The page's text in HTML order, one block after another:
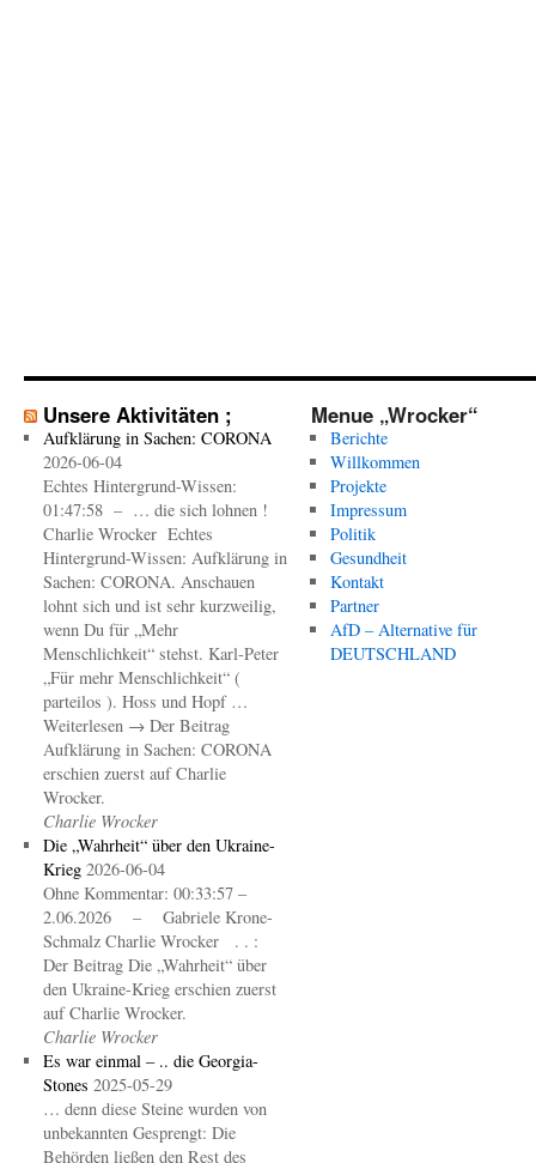
Unsere Aktivitäten ;
Aufklärung in Sachen: CORONA
2026-06-04
Echtes Hintergrund-Wissen:
01:47:58 – … die sich lohnen !
Charlie Wrocker Echtes
Hintergrund-Wissen: Aufklärung in
Sachen: CORONA. Anschauen
lohnt sich und ist sehr kurzweilig,
wenn Du für „Mehr
Menschlichkeit“ stehst. Karl-Peter
„Für mehr Menschlichkeit“ (
parteilos ). Hoss und Hopf …
Weiterlesen → Der Beitrag
Aufklärung in Sachen: CORONA
erschien zuerst auf Charlie
Wrocker.
Charlie Wrocker
Die „Wahrheit“ über den Ukraine-
Krieg 2026-06-04
Ohne Kommentar: 00:33:57 –
2.06.2026 – Gabriele Krone-
Schmalz Charlie Wrocker . . :
Der Beitrag Die „Wahrheit“ über
den Ukraine-Krieg erschien zuerst
auf Charlie Wrocker.
Charlie Wrocker
Es war einmal – .. die Georgia-
Stones 2025-05-29
… denn diese Steine wurden von
unbekannten Gesprengt: Die
Behörden ließen den Rest des
Menue „Wrocker“
Berichte
Willkommen
Projekte
Impressum
Politik
Gesundheit
Kontakt
Partner
AfD – Alternative für
DEUTSCHLAND